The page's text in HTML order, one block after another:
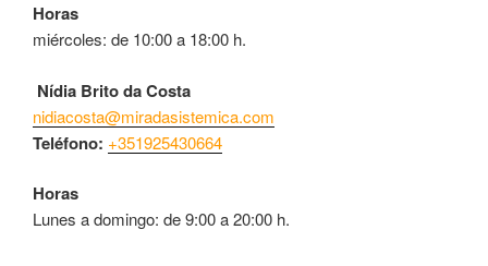
Horas
miércoles: de 10:00 a 18:00 h.
Nídia Brito da Costa
nidiacosta@miradasistemica.com
Teléfono: +351925430664
Horas
Lunes a domingo: de 9:00 a 20:00 h.